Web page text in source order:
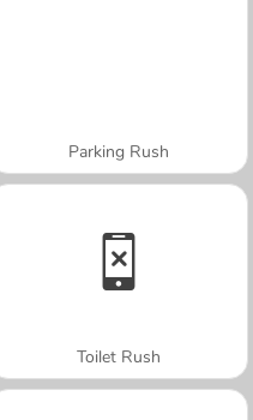
Parking Rush
Toilet Rush